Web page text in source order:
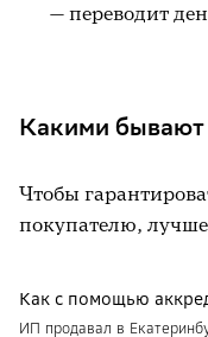
— переводит
Какими бывают
Чтобы
покупателю,
Как с помощью
ИП продавал в